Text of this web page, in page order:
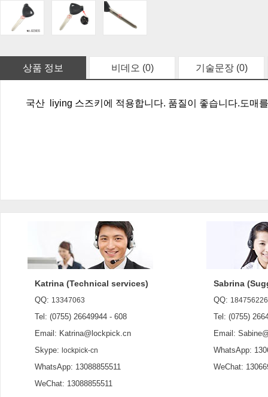
상품 정보 비데오 (0) 기술문장 (0)
국산 liying 스즈키에 적용합니다. 품질이 좋습니다.도매
Katrina (Technical services)
QQ: 13347063
Tel: (0755) 26649944 - 608
Email: Katrina@lockpick.cn
Skype: lockpick-cn
WhatsApp: 13088855511
WeChat: 13088855511
Sabrina
QQ: 184756226
Tel: (0755)
Email:
WhatsApp:
WeChat: